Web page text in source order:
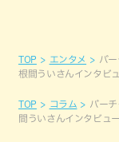
TOP エンタメ
バ
根間ういさんインタビ
TOP コラム
バー
間ういさんインタビュー